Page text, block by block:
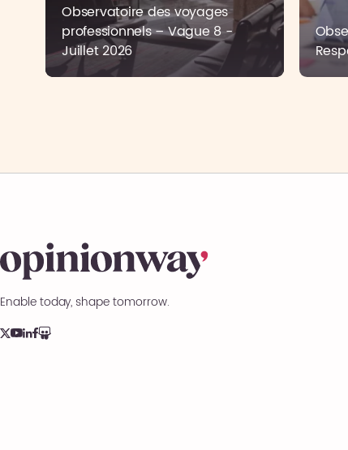
Observatoire des voyages
professionnels – Vague 8 -
Juillet 2026
Enable today, shape tomorrow.